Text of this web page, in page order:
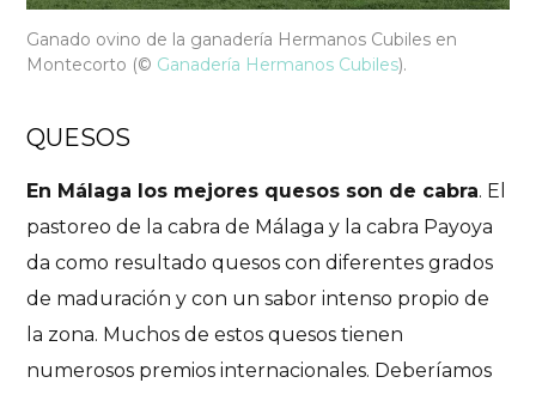
Ganado ovino de la ganadería Hermanos Cubiles en
Montecorto (© Ganadería Hermanos Cubiles).
QUESOS
En Málaga los mejores quesos son de cabra. El
pastoreo de la cabra de Málaga y la cabra Payoya
da como resultado quesos con diferentes grados
de maduración y con un sabor intenso propio de
la zona. Muchos de estos quesos tienen
numerosos premios internacionales. Deberíamos